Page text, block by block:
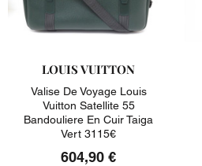
LOUIS VUITTON
Valise De Voyage Louis
Vuitton Satellite 55
Bandouliere En Cuir Taiga
Vert 3115€
604,90 €